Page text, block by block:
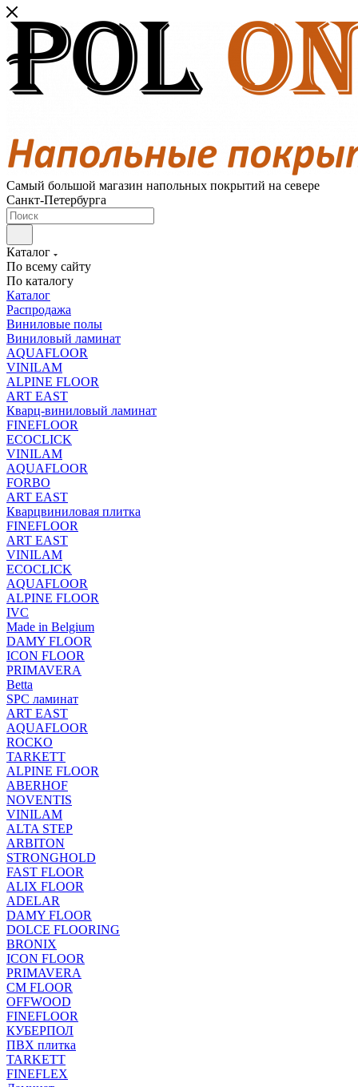
Самый большой магазин напольных покрытий на севере
Санкт-Петербурга
Каталог
По всему сайту
По каталогу
Каталог
Распродажа
Виниловые полы
Виниловый ламинат
AQUAFLOOR
VINILAM
ALPINE FLOOR
ART EAST
Кварц-виниловый ламинат
FINEFLOOR
ECOCLICK
VINILAM
AQUAFLOOR
FORBO
ART EAST
Кварцвиниловая плитка
FINEFLOOR
ART EAST
VINILAM
ECOCLICK
AQUAFLOOR
ALPINE FLOOR
IVC
Made in Belgium
DAMY FLOOR
ICON FLOOR
PRIMAVERA
Betta
SPC ламинат
ART EAST
AQUAFLOOR
ROCKO
TARKETT
ALPINE FLOOR
ABERHOF
NOVENTIS
VINILAM
ALTA STEP
ARBITON
STRONGHOLD
FAST FLOOR
ALIX FLOOR
ADELAR
DAMY FLOOR
DOLCE FLOORING
BRONIX
ICON FLOOR
PRIMAVERA
CM FLOOR
OFFWOOD
FINEFLOOR
КУБЕРПОЛ
ПВХ плитка
TARKETT
FINEFLEX